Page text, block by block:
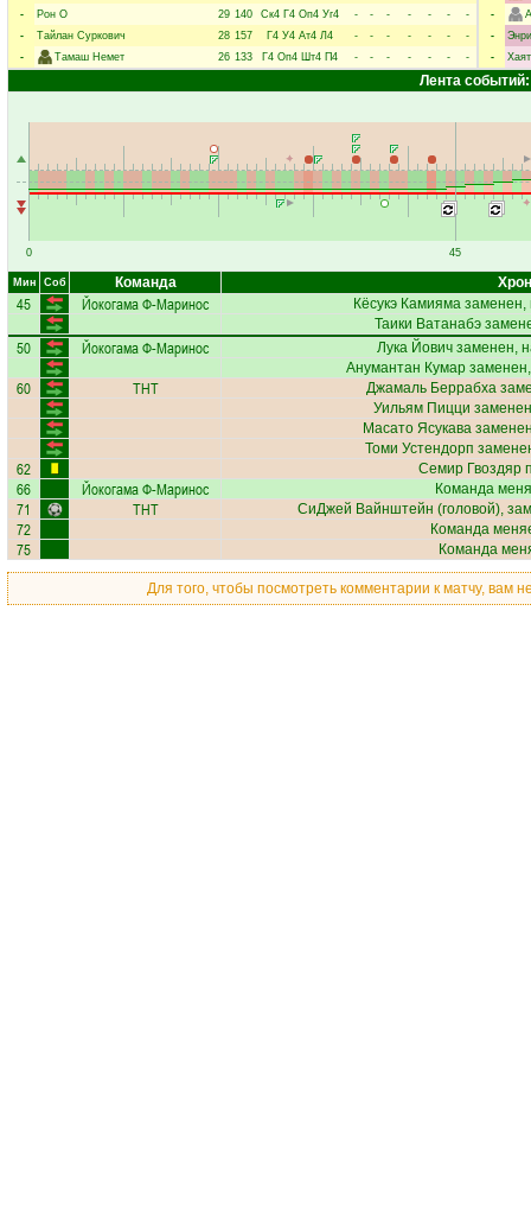
-
Рон О 29 140 Ск4 Г4 Оп4 Уг4 - - - - - -
-
-
Тайлан Суркович 28 157 Г4 У4 Ат4 Л4 - - - - - -
-
-
Тамаш Немет 26 133 Г4 Оп4 Шт4 П4 - - - - - - -
-
-
-
Лента событий:
0 45
Мин Соб Команда
45 Йокогама Ф-Маринос Кёсукэ Камиямазаменен,
Таики Ватанабэ
50 Йокогама Ф-Маринос Лука Йович заменен,
Анумантан Кумар
60 ТНТ Джамаль Беррабха
Уильям Пицци
Масато Ясукава
Томи Устендорп
62 Семир Гвоздяр
66 Йокогама Ф-Маринос Команда
71 ТНТ СиДжей Вайнштейн (головой),
72 Команда
75 Команда
Для того, чтобы посмотреть комментарии к матчу, вам